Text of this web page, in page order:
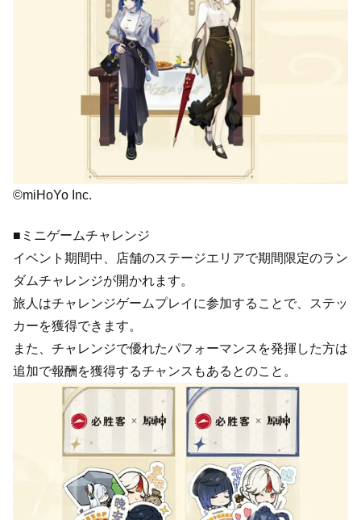
©miHoYo Inc.
■ミニゲームチャレンジ
イベント期間中、店舗のステージエリアで期間限定のラン
ダムチャレンジが開かれます。
旅人はチャレンジゲームプレイに参加することで、ステッ
カーを獲得できます。
また、チャレンジで優れたパフォーマンスを発揮した方は
追加で報酬を獲得するチャンスもあるとのこと。